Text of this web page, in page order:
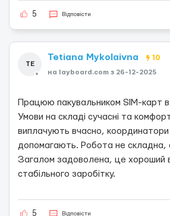
5 Відповісти
TE
Tetiana Mykolaivna 10
на layboard.com з 26-12-2025
Працюю пакувальником SIM-карт
Умови на складі сучасні та
виплачують вчасно,
допомагають. Робота не складна,
Загалом задоволена, це хороший
стабільного заробітку.
5 Відповісти